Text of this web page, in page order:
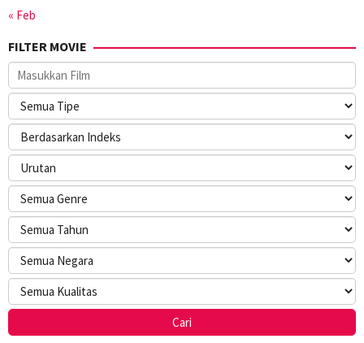
« Feb
FILTER MOVIE